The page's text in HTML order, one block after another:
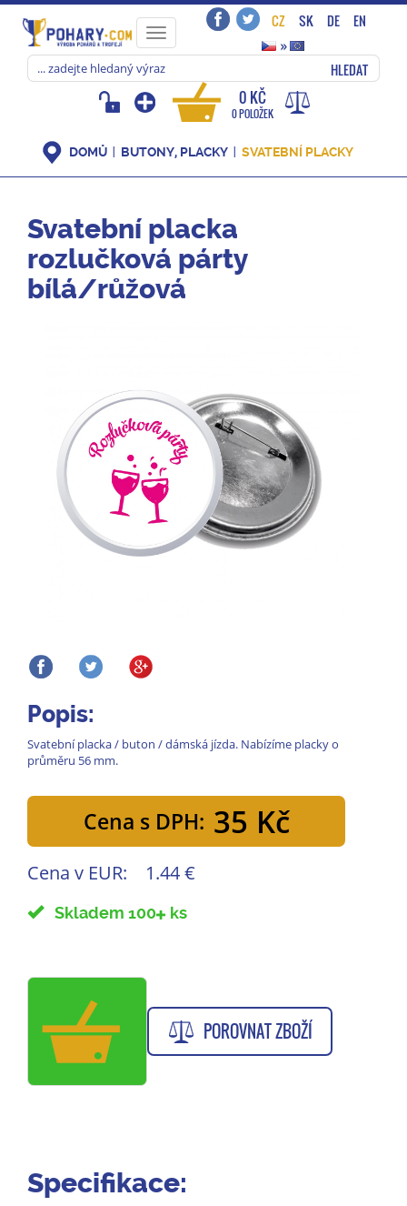
Toggle
navigation
CZ SK DE
EN
»
HLEDAT
0 KČ
0 POLOŽEK
DOMŮ BUTONY, PLACKY SVATEBNÍ PLACKY
Svatební placka
rozlučková párty
bílá/růžová
Popis:
Svatební placka / buton / dámská jízda. Nabízíme placky o
průměru 56 mm.
Cena s DPH: 35 Kč
Cena v EUR: 1.44 €
Skladem 100 ks
POROVNAT ZBOŽÍ
Specifikace: